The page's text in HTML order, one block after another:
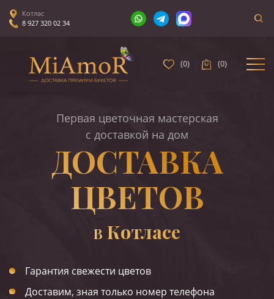
Котлас
8 927 320 02 34
(0) (0)
Первая цветочная мастерская
с доставкой на дом
ДОСТАВКА
ЦВЕТОВ
В Котласе
Гарантия свежести цветов
Доставим, зная только номер телефона